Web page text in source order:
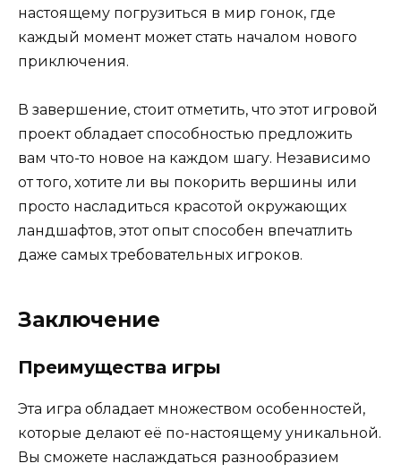
настоящему погрузиться в мир гонок, где
каждый момент может стать началом нового
приключения.
В завершение, стоит отметить, что этот игровой
проект обладает способностью предложить
вам что-то новое на каждом шагу. Независимо
от того, хотите ли вы покорить вершины или
просто насладиться красотой окружающих
ландшафтов, этот опыт способен впечатлить
даже самых требовательных игроков.
Заключение
Преимущества игры
Эта игра обладает множеством особенностей,
которые делают её по-настоящему уникальной.
Вы сможете наслаждаться разнообразием